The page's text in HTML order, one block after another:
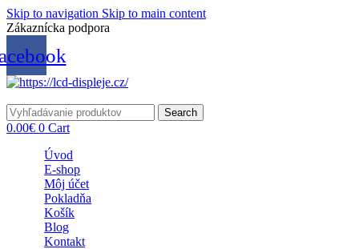
Skip to navigation Skip to main content
Zákaznícka podpora
Search
0.00€ 0 Cart
Úvod
E-shop
Môj účet
Pokladňa
Košík
Blog
Kontakt